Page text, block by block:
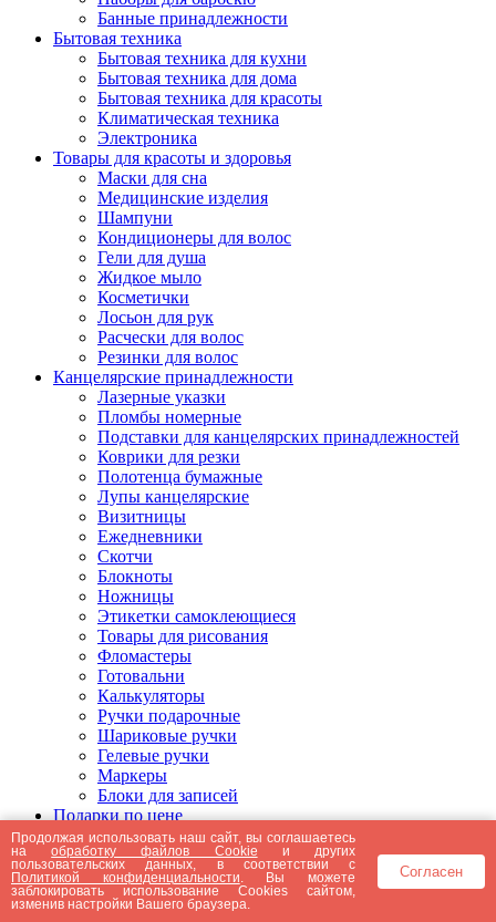
Банные принадлежности
Бытовая техника
Бытовая техника для кухни
Бытовая техника для дома
Бытовая техника для красоты
Климатическая техника
Электроника
Товары для красоты и здоровья
Маски для сна
Медицинские изделия
Шампуни
Кондиционеры для волос
Гели для душа
Жидкое мыло
Косметички
Лосьон для рук
Расчески для волос
Резинки для волос
Канцелярские принадлежности
Лазерные указки
Пломбы номерные
Подставки для канцелярских принадлежностей
Коврики для резки
Полотенца бумажные
Лупы канцелярские
Визитницы
Ежедневники
Скотчи
Блокноты
Ножницы
Этикетки самоклеющиеся
Товары для рисования
Фломастеры
Готовальни
Калькуляторы
Ручки подарочные
Шариковые ручки
Гелевые ручки
Маркеры
Блоки для записей
Подарки по цене
Подарки от 5000 рублей
Подарки до 5000 рублей
Подарки до 3000 рублей
Подарки до 2000 рублей
Подарки до 1000 рублей
Продолжая использовать наш сайт, вы соглашаетесь
наобработку файлов Cookie и других
пользовательских данных, в соответствии с
Политикой конфиденциальности . Вы можете
заблокировать использование Cookies сайтом,
изменив настройки Вашего браузера.
Согласен